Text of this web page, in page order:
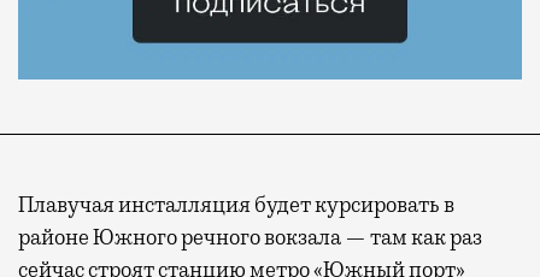
Плавучая инсталляция будет курсировать в
районе Южного речного вокзала — там как раз
сейчас строят станцию метро «Южный порт»